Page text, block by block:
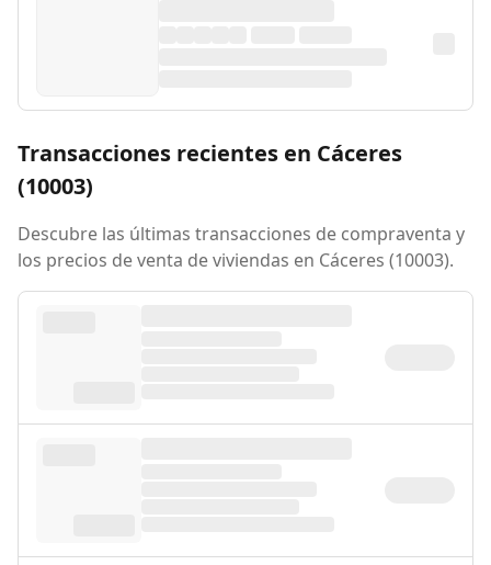
Transacciones recientes en Cáceres
(10003)
Descubre las últimas transacciones de compraventa y
los precios de venta de viviendas en Cáceres (10003).